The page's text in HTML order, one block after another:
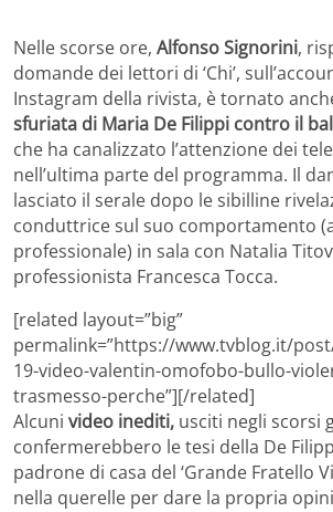
Nelle scorse ore, Alfonso Signorini,
domande dei lettori di ‘Chi’,
Instagram della rivista, è tornato
sfuriata di Maria De Filippi contro il
che ha canalizzato l’attenzione dei
nell’ultima parte del programma. Il
lasciato il serale dopo le sibilline
conduttrice sul suo comportamento
professionale) in sala con Natalia
professionista Francesca Tocca.
[related layout=”big”
permalink=”https://www.tvblog.it/
19-video-valentin-omofobo-bullo-
trasmesso-perche”][/related]
Alcuni video inediti, usciti negli scorsi
confermerebbero le tesi della De
padrone di casa del ‘Grande Fratello
nella querelle per dare la propria